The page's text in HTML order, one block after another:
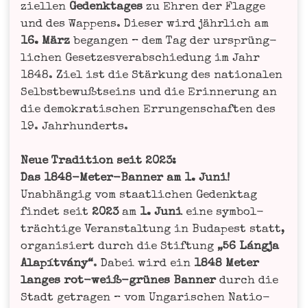
zi­el­len Gedenk­ta­ges zu Ehren der Flag­ge
und des Wap­pens. Die­ser wird jähr­lich am
16. März began­gen – dem Tag der ursprüng­
li­chen Geset­zes­ver­ab­schie­dung im Jahr
1848. Ziel ist die Stär­kung des natio­na­len
Selbst­be­wußt­seins und die Erin­ne­rung an
die demo­kra­ti­schen Errun­gen­schaf­ten des
19. Jahr­hun­derts.
Neue Tra­di­ti­on seit 2023:
Das 1848-Meter-Ban­ner am 1. Juni!
Unab­hän­gig vom staat­li­chen Gedenk­tag
fin­det seit 2023am 1. Junieine sym­bol­
träch­ti­ge Ver­an­stal­tung in Buda­pest statt,
orga­ni­siert durch die Stif­tung „56 Láng­ja
Alapít­vá­ny“. Dabei wird ein 1848 Meter
lan­ges rot-weiß-grü­nes Ban­nerdurch die
Stadt getra­gen – vom Unga­ri­schen Natio­